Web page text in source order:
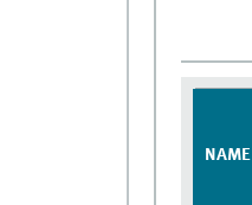
NAME